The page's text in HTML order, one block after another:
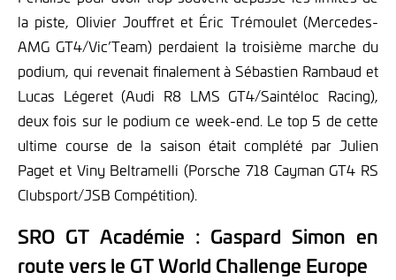
la piste, Olivier Jouffret et Éric Trémoulet (Mercedes-
AMG GT4/Vic’Team) perdaient la troisième marche du
podium, qui revenait finalement à Sébastien Rambaud et
Lucas Légeret (Audi R8 LMS GT4/Saintéloc Racing),
deux fois sur le podium ce week-end. Le top 5 de cette
ultime course de la saison était complété par Julien
Paget et Viny Beltramelli (Porsche 718 Cayman GT4 RS
Clubsport/JSB Compétition).
SRO GT Académie : Gaspard Simon en
route vers le GT World Challenge Europe